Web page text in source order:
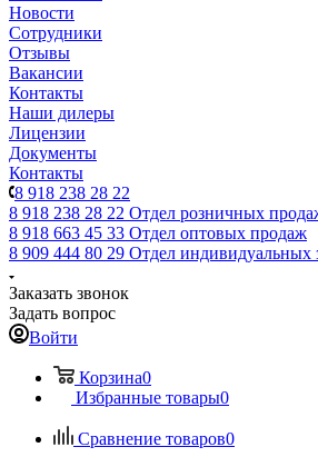
Новости
Сотрудники
Отзывы
Вакансии
Контакты
Наши дилеры
Лицензии
Документы
Контакты
8 918 238 28 22
8 918 238 28 22 Отдел розничных
8 918 663 45 33 Отдел оптовых продаж
8 909 444 80 29 Отдел индивидуальных
Заказать звонок
Задать вопрос
Войти
Корзина0
Избранные товары0
Сравнение товаров0